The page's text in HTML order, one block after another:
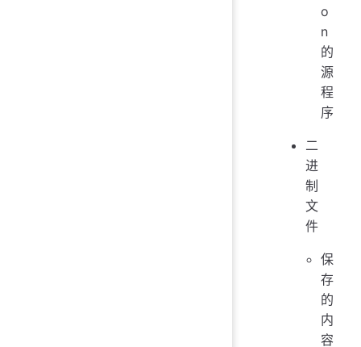
o
n
的
源
程
序
二
进
制
文
件
保
存
的
内
容